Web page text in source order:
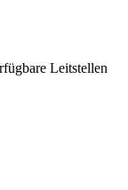
Leitstellen